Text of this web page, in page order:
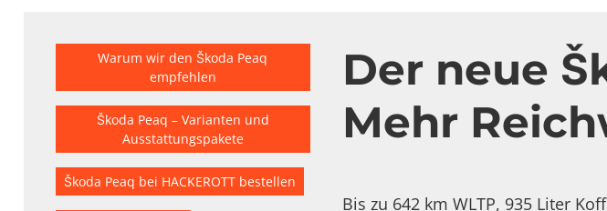
Warum wir den Škoda Peaq
empfehlen
Škoda Peaq – Varianten und
Ausstattungspakete
Škoda Peaq bei HACKEROTT bestellen
Der neue
Mehr
Bis zu 642 km WLTP, 935 Liter